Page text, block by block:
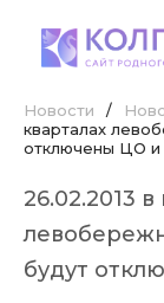
Новости /
кварталах
отключены ЦО и
26.02.2013
будут